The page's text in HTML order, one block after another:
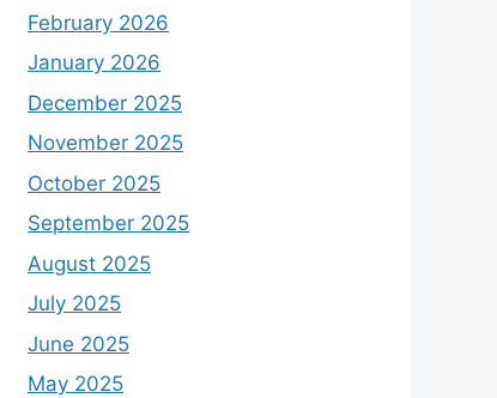
February 2026
January 2026
December 2025
November 2025
October 2025
September 2025
August 2025
July 2025
June 2025
May 2025